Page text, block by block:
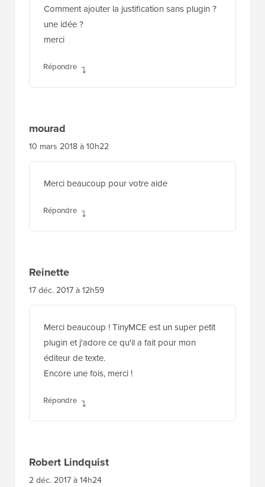
Comment ajouter la justification sans plugin ?
une idée ?
merci
Répondre
mourad
10 mars 2018 à 10h22
Merci beaucoup pour votre aide
Répondre
Reinette
17 déc. 2017 à 12h59
Merci beaucoup ! TinyMCE est un super petit
plugin et j'adore ce qu'il a fait pour mon
éditeur de texte.
Encore une fois, merci !
Répondre
Robert Lindquist
2 déc. 2017 à 14h24